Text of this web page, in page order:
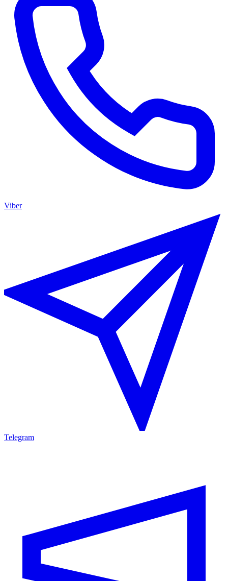
Viber
Telegram